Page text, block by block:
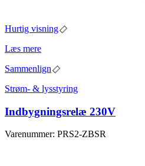
Hurtig visning
Læs mere
Sammenlign
Strøm- & lysstyring
Indbygningsrelæ 230V
Varenummer: PRS2-ZBSR